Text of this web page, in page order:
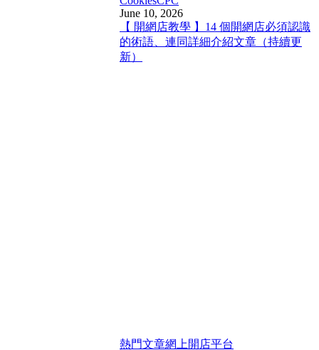
June 10, 2026
【 開網店教學 】14 個開網店必須認識
的術語、連同詳細介紹文章（持續更
新）
熱門文章網上開店平台